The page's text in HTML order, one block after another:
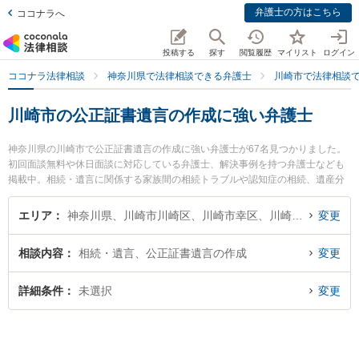
ココナラへ 弁護士の方はこちら
投稿する 探す 閲覧履歴 マイリスト ログイン
ココナラ法律相談 神奈川県で法律相談できる弁護士 川崎市で法律相談
川崎市の公正証書遺言の作成に強い弁護士
神奈川県の川崎市で公正証書遺言の作成に強い弁護士が67名見つかりました。
初回面談無料や休日面談に対応している弁護士、解決事例を持つ弁護士なども
掲載中。相続・遺言に関係する家族間の相続トラブルや認知症の相続、遺産分
割等の細かな分野での絞り込み検索もでき便利です。特に川崎さくら法律事務
所の木村 洋平弁護士や橋本崇法律事務所の橋本 崇弁護士、川崎つばさ法律事務
すぐに弁護士に相談したい』『公正証書遺言の作成のトラブル解決の実績豊富
な近くの弁護士を検索したい』『初回相談無料で公正証書遺言の作成を法律相
談できる川崎市内の弁護士に相談予約したい』などでお困りの相談者さんにお
エリア 変更
相談内容 相続・遺言、公正証書遺言の作成 変更
詳細条件 未選択 変更